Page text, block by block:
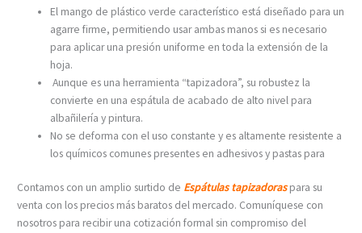
El mango de plástico verde característico está diseñado para un
agarre firme, permitiendo usar ambas manos si es necesario
para aplicar una presión uniforme en toda la extensión de la
hoja.
Aunque es una herramienta “tapizadora”, su robustez la
convierte en una espátula de acabado de alto nivel para
albañilería y pintura.
No se deforma con el uso constante y es altamente resistente a
los químicos comunes presentes en adhesivos y pastas para
Contamos con un amplio surtido de Espátulas tapizadoraspara su
venta con los precios más baratos del mercado. Comuníquese con
nosotros para recibir una cotización formal sin compromiso del